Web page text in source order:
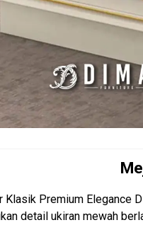
Klasik Premium Elegance
detail ukiran mewah